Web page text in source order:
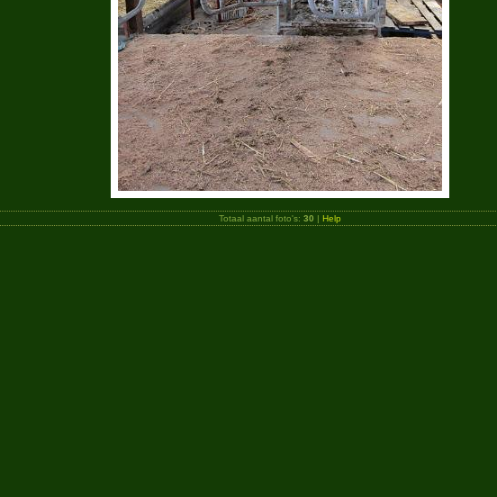
Totaal aantal foto's: 30 | Help